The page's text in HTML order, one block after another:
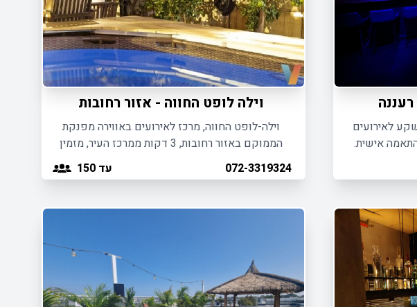
לאירועים
אישית.
וילה לופט החווה - אזור רחובות
וילה-לופט החווה, מרכז לאירועים באווירה מפנקת
הממוקם באזור רחובות, 3 דקות ממרכז העיר, מזמין
אתכם ליהנות מאירועי בוטיק מפנקים.072-3319324 עד 150